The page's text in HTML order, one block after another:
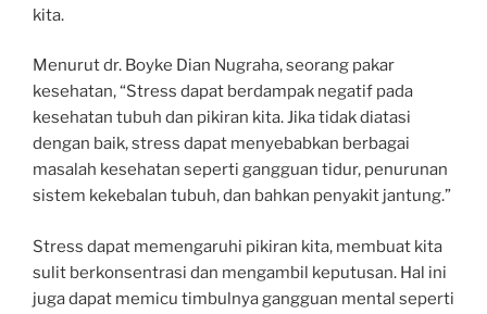
kita.
Menurut dr. Boyke Dian Nugraha, seorang pakar
kesehatan, “Stress dapat berdampak negatif pada
kesehatan tubuh dan pikiran kita. Jika tidak diatasi
dengan baik, stress dapat menyebabkan berbagai
masalah kesehatan seperti gangguan tidur, penurunan
sistem kekebalan tubuh, dan bahkan penyakit jantung.”
Stress dapat memengaruhi pikiran kita, membuat kita
sulit berkonsentrasi dan mengambil keputusan. Hal ini
juga dapat memicu timbulnya gangguan mental seperti